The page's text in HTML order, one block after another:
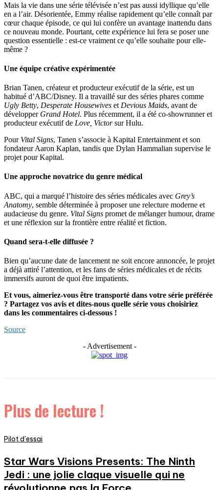
Mais la vie dans une série télévisée n’est pas aussi idyllique qu’elle
en a l’air. Désorientée, Emmy réalise rapidement qu’elle connaît par
cœur chaque épisode, ce qui lui confère un avantage inattendu dans
ce nouveau monde. Pourtant, cette expérience lui fera se poser une
question essentielle : est-ce vraiment ce qu’elle souhaite pour elle-
même ?
Une équipe créative expérimentée
Brian Tanen, créateur et producteur exécutif de la série, est un
habitué d’ABC/Disney. Il a travaillé sur des séries phares comme
Ugly Betty, Desperate Housewives et Devious Maids, avant de
développer Grand Hotel. Plus récemment, il a été co-showrunner et
producteur exécutif de Love, Victorsur Hulu.
Pour Vital Signs, Tanen s’associe à Kapital Entertainment et son
fondateur Aaron Kaplan, tandis que Dylan Hammalian supervise le
projet pour Kapital.
Une approche novatrice du genre médical
ABC, qui a marqué l’histoire des séries médicales avec Grey’s
Anatomy, semble déterminée à proposer une relecture moderne et
audacieuse du genre. Vital Signs promet de mélanger humour, drame
et une réflexion sur la frontière entre réalité et fiction.
Quand sera-t-elle diffusée ?
Bien qu’aucune date de lancement ne soit encore annoncée, le projet
a déjà attiré l’attention, et les fans de séries médicales et de récits
immersifs auront de quoi être impatients.
Et vous, aimeriez-vous être transporté dans votre série préférée
? Partagez vos avis et dites-nous quelle série vous choisiriez
dans les commentaires ci-dessous !
Source
- Advertisement -
Plus de lecture !
Pilot d'essai
Star Wars Visions Presents: The Ninth
Jedi : une jolie claque visuelle qui ne